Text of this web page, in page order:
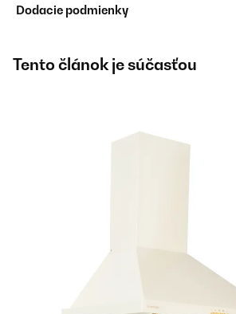
Dodacie podmienky
Tento článok je súčasťou